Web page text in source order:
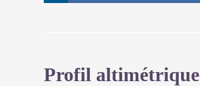
Profil altimétrique